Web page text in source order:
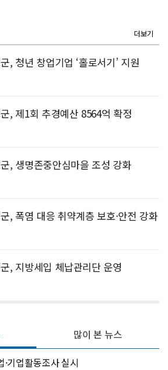
더보기
, 청년 창업기업 ‘홀로서기’ 지원
, 제1회 추경예산 8564억 확정
, 생명존중안심마을 조성 강화
, 폭염 대응 취약계층 보호·안전 강화
, 지방세입 체납관리단 운영
기업활동조사 실시
많이 본 뉴스